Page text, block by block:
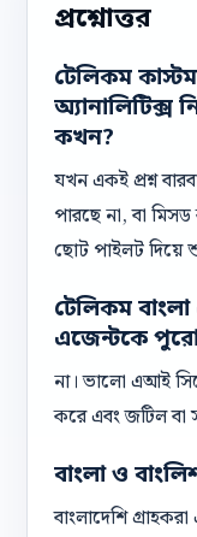
প্রশ্নোত্তর
টেলিকম
অ্যানালিটিক্স
কখন?
যখন একই প্রশ্ন
পারছে না, বা
ছোট পাইলট দিয়ে
টেলিকম
এজেন্টকে
না। ভালো এআই
করে এবং জটিল বা
বাংলা ও
বাংলাদেশি